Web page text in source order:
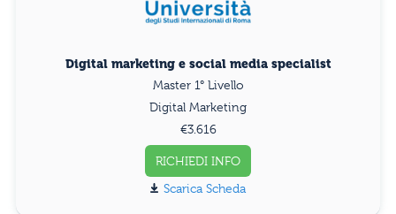
Digital marketing e social media specialist
Master 1° Livello
Digital Marketing
€3.616
RICHIEDI INFO
Scarica Scheda